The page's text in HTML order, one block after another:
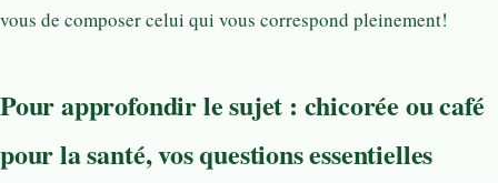
vous de composer celui qui vous correspond pleinement!
Pour approfondir le sujet : chicorée ou café
pour la santé, vos questions essentielles